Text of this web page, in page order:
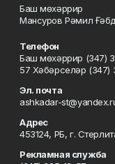
Баш мөхәррир
Мансуров Рәмил
Телефон
Баш мөхәррир (347)
57 Хәбәрселәр (347)
Эл. почта
ashkadar-
Адрес
453124, РБ, г.
Рекламная служба